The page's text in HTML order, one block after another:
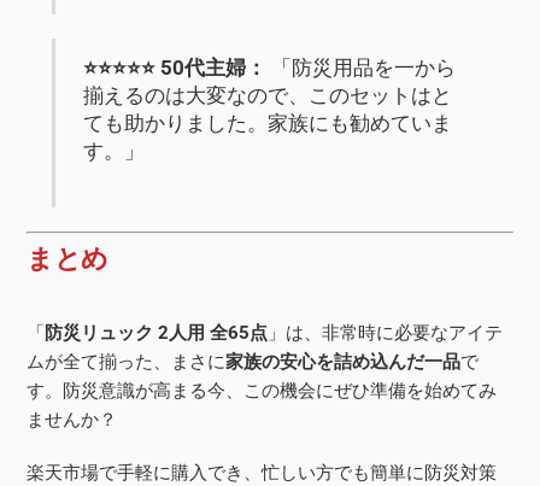
⭐️⭐️⭐️⭐️⭐️ 50代主婦：
「防災用品を一から
揃えるのは大変なので、このセットはと
ても助かりました。家族にも勧めていま
す。」
まとめ
「防災リュック 2人用 全65点 」は、非常時に必要なアイテ
ムが全て揃った、まさに家族の安心を詰め込んだ一品で
す。防災意識が高まる今、この機会にぜひ準備を始めてみ
ませんか？
楽天市場で手軽に購入でき、忙しい方でも簡単に防災対策